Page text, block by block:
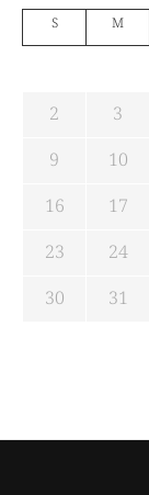
S M
2
3
9
10
16
17
23
24
30
31